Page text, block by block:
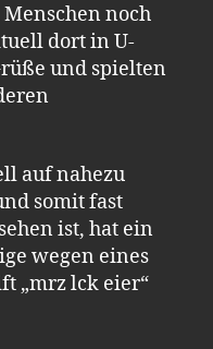
noch
dort in U-
und spielten
auf nahezu
somit fast
ist, hat ein
wegen eines
„mrz lck eier“